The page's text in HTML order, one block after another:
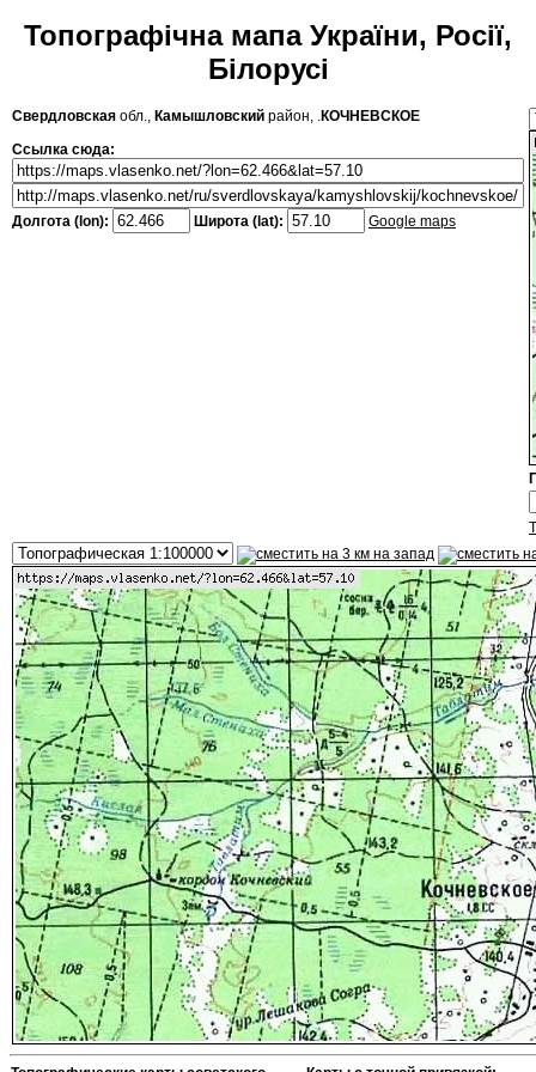
Топографічна мапа України, Росії,
Білорусі
Свердловская обл., Камышловский район, .КОЧНЕВСКОЕ
Ссылка сюда:
Долгота (lon): Широта (lat): Google maps